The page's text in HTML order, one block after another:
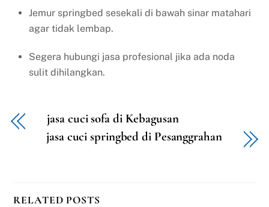
Jemur springbed sesekali di bawah sinar matahari
agar tidak lembap.
Segera hubungi jasa profesional jika ada noda
sulit dihilangkan.
jasa cuci sofa di Kebagusan
jasa cuci springbed di Pesanggrahan
RELATED POSTS